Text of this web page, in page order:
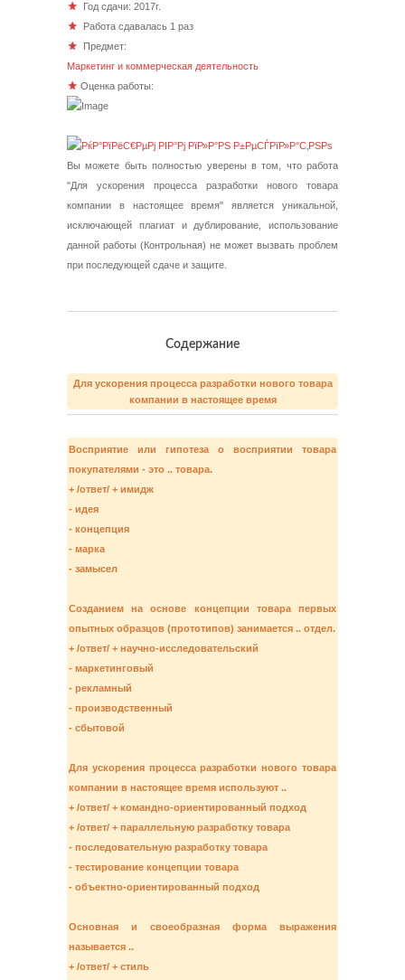
Год сдачи: 2017г.
Работа сдавалась 1 раз
Предмет:
Маркетинг и коммерческая деятельность
Оценка работы:
Вы можете быть полностью уверены в том, что работа
"Для ускорения процесса разработки нового товара
компании в настоящее время" является уникальной,
исключающей плагиат и дублирование, использование
данной работы (Контрольная) не может вызвать проблем
при последующей сдаче и защите.
Содержание
Для ускорения процесса разработки нового товара
компании в настоящее время
Восприятие или гипотеза о восприятии товара
покупателями - это .. товара.
+ /ответ/ + имидж
- идея
- концепция
- марка
- замысел
Созданием на основе концепции товара первых
опытных образцов (прототипов) занимается .. отдел.
+ /ответ/ + научно-исследовательский
- маркетинговый
- рекламный
- производственный
- сбытовой
Для ускорения процесса разработки нового товара
компании в настоящее время используют ..
+ /ответ/ + командно-ориентированный подход
+ /ответ/ + параллельную разработку товара
- последовательную разработку товара
- тестирование концепции товара
- объектно-ориентированный подход
Основная и своеобразная форма выражения
называется ..
+ /ответ/ + стиль